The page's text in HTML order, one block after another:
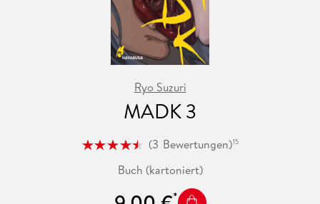
Ryo Suzuri
MADK 3
(3 Bewertungen)15
Buch (kartoniert)